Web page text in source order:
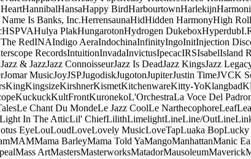
HannibalHansaHappy BirdHarbourtownHarlekijn
Is Banks, Inc.HerrensaunaHidHidden HarmonyHigh
HSPVAHulya PlakHungarotonHydrogen DukeboxHyperdub
RedINAIndigo AeraIndochinaInfinityIngoInitInjection
RecordsIntuitionInvadaInvictusIpecacIRSIsabelIsland
Jazz & JazzJazz ConnoisseurJazz Is DeadJazz KingsJazz
Jomar MusicJoyJSPJugodiskJugotonJupiterJustin TimeJVCK
KingKingsizeKirshnerKismetKitchenwareKitty-YoKlangbad
KuckuckKultFrontKuronekoL'OrchestraLa Voce Del
Le Chant Du MondeLe Jazz CoolLe NarthecophoreLeaf
Light In The AtticLil' ChiefLilithLimelightLineLine/OutLine
EyeLouLoudLoveLovely MusicLoveTapLuaka BopLucky
MAMMama BarleyMama Told YaMangoManhattanManic
Mass ArtMastersMasterworksMatadorMausoleumMaverick